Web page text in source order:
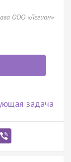
ООО «Легион»
задача